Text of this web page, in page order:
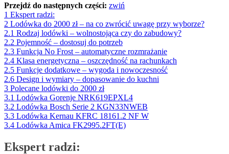
Przejdź do następnych części: zwiń
1 Ekspert radzi:
2 Lodówka do 2000 zł – na co zwrócić uwagę przy wyborze?
2.1 Rodzaj lodówki – wolnostojąca czy do zabudowy?
2.2 Pojemność – dostosuj do potrzeb
2.3 Funkcja No Frost – automatyczne rozmrażanie
2.4 Klasa energetyczna – oszczędność na rachunkach
2.5 Funkcje dodatkowe – wygoda i nowoczesność
2.6 Design i wymiary – dopasowanie do kuchni
3 Polecane lodówki do 2000 zł
3.1 Lodówka Gorenje NRK619EPXL4
3.2 Lodówka Bosch Serie 2 KGN33NWEB
3.3 Lodówka Kernau KFRC 18161.2 NF W
3.4 Lodówka Amica FK2995.2FT(E)
Ekspert radzi: